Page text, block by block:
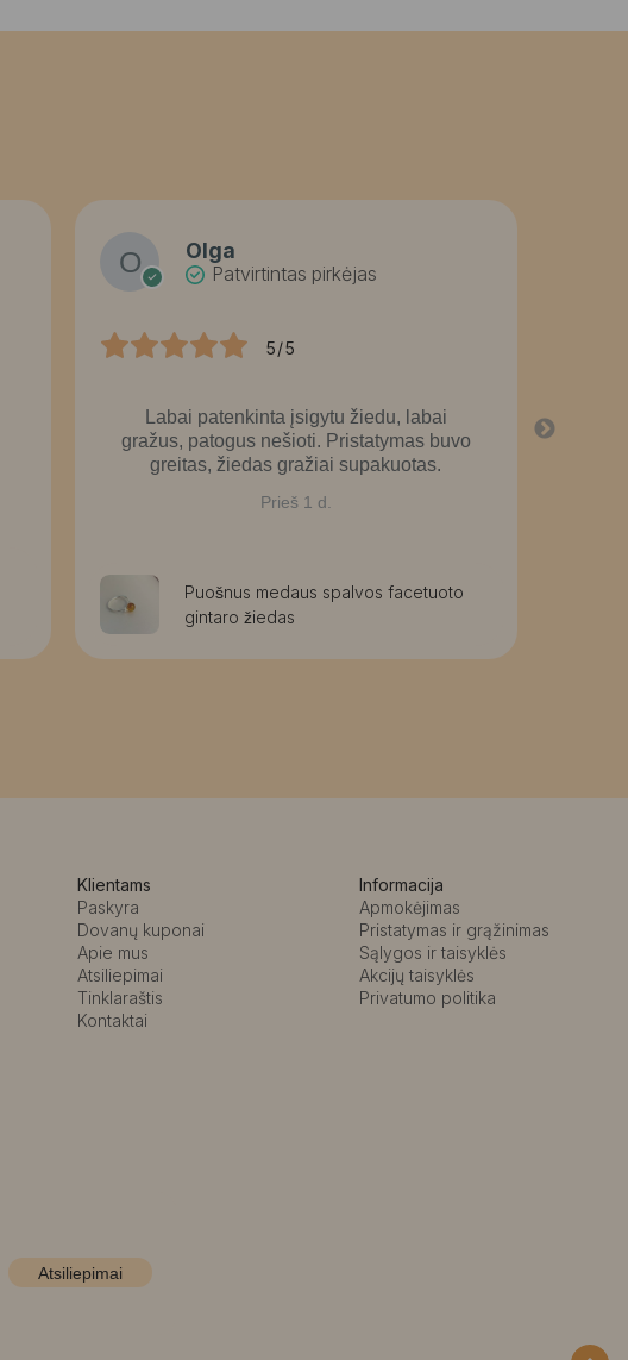
Olga
Patvirtintas pirkėjas
5/5
Labai patenkinta įsigytu žiedu, labai
gražus, patogus nešioti. Pristatymas buvo
greitas, žiedas gražiai supakuotas.
Prieš 1 d.
Puošnus medaus spalvos facetuoto
gintaro žiedas
Klientams
Paskyra
Dovanų kuponai
Apie mus
Atsiliepimai
Tinklaraštis
Kontaktai
Informacija
Apmokėjimas
Pristatymas ir grąžinimas
Sąlygos ir taisyklės
Akcijų taisyklės
Privatumo politika
Atsiliepimai